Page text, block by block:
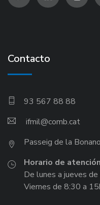
Contacto
93 567 88 88
ifmil
Passeig de la
Horario de
De lunes a jueves
Viernes de 8:30 a